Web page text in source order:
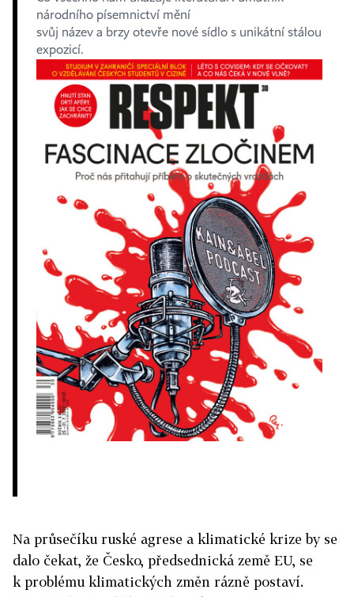
národního písemnictví mění
svůj název a brzy otevře nové sídlo s unikátní stálou
expozicí.
Na průsečíku ruské agrese a klimatické krize by se
dalo čekat, že Česko, předsednická země EU, se
k problému klimatických změn rázně postaví.